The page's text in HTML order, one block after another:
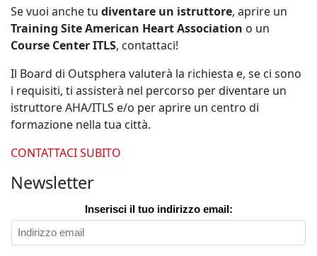
Se vuoi anche tu diventare un istruttore, aprire un
Training Site American Heart Association o un
Course Center ITLS, contattaci!
Il Board di Outsphera valuterà la richiesta e, se ci sono
i requisiti, ti assisterà nel percorso per diventare un
istruttore AHA/ITLS e/o per aprire un centro di
formazione nella tua città.
CONTATTACI SUBITO
Newsletter
Inserisci il tuo indirizzo email: